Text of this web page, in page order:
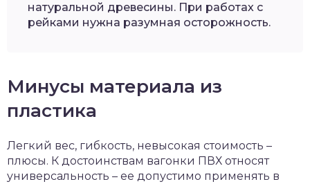
натуральной древесины. При работах с
рейками нужна разумная осторожность.
Минусы материала из
пластика
Легкий вес, гибкость, невысокая стоимость –
плюсы. К достоинствам вагонки ПВХ относят
универсальность – ее допустимо применять в